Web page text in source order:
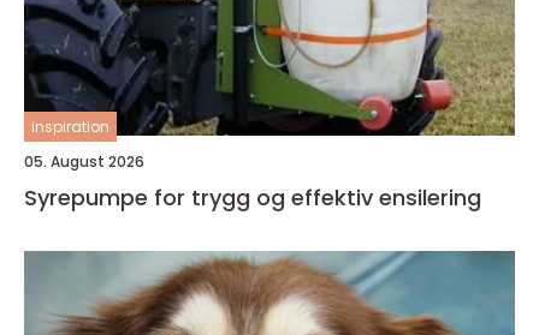
inspiration
05. August 2026
Syrepumpe for trygg og effektiv ensilering